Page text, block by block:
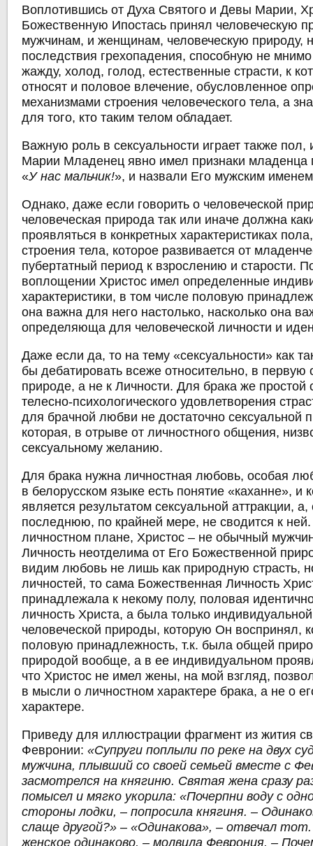
Воплотившись от Духа Святого и Девы Марии,
Божественную Ипостась принял человеческую
мужчинам, и женщинам, человеческую природу,
последствия грехопадения, способную не мнимо
жажду, холод, голод, естественные страсти, к
относят и половое влечение, обусловленное
механизмами строения человеческого тела, а
для того, кто таким телом обладает.
Важную роль в сексуальности играет также
Марии Младенец явно имел признаки младенца
«У нас мальчик!», и назвали Его мужским
Однако, даже если говорить о человеческой
человеческая природа так или иначе должна
проявляться в конкретных характеристиках
строения тела, которое развивается от
пубертатный период к взрослению и старости.
воплощении Христос имел определенные
характеристики, в том числе половую
она важна для него настолько, насколько она
определяюща для человеческой личности и
Даже если да, то на тему «сексуальности» как
бы дебатировать всеже относительно, в первую
природе, а не к Личности. Для брака же простой
телесно-психологического удовлетворения
для брачной любви не достаточно сексуальной
которая, в отрыве от личностного общения,
сексуальному желанию.
Для брака нужна личностная любовь, особая
в белорусском языке есть понятие «каханне», и
является результатом сексуальной аттракции,
последнюю, по крайней мере, не сводится к
личностном плане, Христос ‒ не обычный
Личность неотделима от Его Божественной
видим любовь не лишь как природную страсть,
личностей, то сама Божественная Личность
принадлежала к некому полу, половая
личность Христа, а была только индивидуальной
человеческой природы, которую Он воспринял,
половую принадлежность, т.к. была общей
природой вообще, а в ее индивидуальном
что Христос не имел жены, на мой взгляд,
в мысли о личностном характере брака, а не о
характере.
Приведу для иллюстрации фрагмент из жития
Февронии: «Супруги поплыли по реке на двух
мужчина, плывший со своей семьей вместе с
засмотрелся на княгиню. Святая жена сразу
помысел и мягко укорила: «Почерпни воду с
стороны лодки, ‒ попросила княгиня. ‒
слаще другой?» ‒ «Одинакова», ‒ отвечал
женское одинаково, ‒ молвила Феврония. ‒